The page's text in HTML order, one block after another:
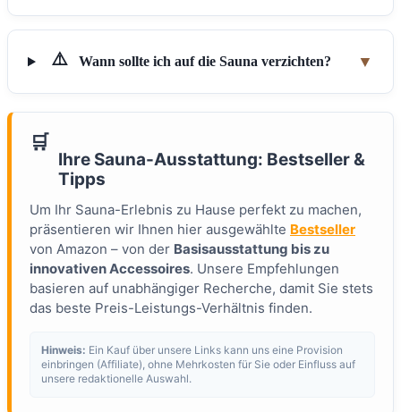
⚠️ Wann sollte ich auf die Sauna verzichten? ▼
🛒
Ihre Sauna-Ausstattung: Bestseller &
Tipps
Um Ihr Sauna-Erlebnis zu Hause perfekt zu machen,
präsentieren wir Ihnen hier ausgewählte Bestseller
von Amazon – von der Basisausstattung bis zu
innovativen Accessoires. Unsere Empfehlungen
basieren auf unabhängiger Recherche, damit Sie stets
das beste Preis-Leistungs-Verhältnis finden.
Hinweis: Ein Kauf über unsere Links kann uns eine Provision
einbringen (Affiliate), ohne Mehrkosten für Sie oder Einfluss auf
unsere redaktionelle Auswahl.